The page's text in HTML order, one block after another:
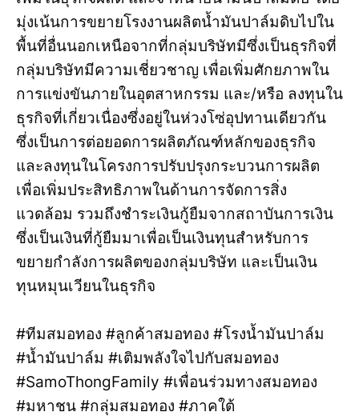
มุ่งเน้นการขยายโรงงานผลิตน้ำมันปาล์มดิบไปใน
พื้นที่อื่นนอกเหนือจากที่กลุ่มบริษัทมีซึ่งเป็นธุรกิจที่
กลุ่มบริษัทมีความเชี่ยวชาญ เพื่อเพิ่มศักยภาพใน
การแข่งขันภายในอุตสาหกรรม และ/หรือ ลงทุนใน
ธุรกิจที่เกี่ยวเนื่องซึ่งอยู่ในห่วงโซ่อุปทานเดียวกัน
ซึ่งเป็นการต่อยอดการผลิตภัณฑ์หลักของธุรกิจ
และลงทุนในโครงการปรับปรุงกระบวนการผลิต
เพื่อเพิ่มประสิทธิภาพในด้านการจัดการสิ่ง
แวดล้อม รวมถึงชำระเงินกู้ยืมจากสถาบันการเงิน
ซึ่งเป็นเงินที่กู้ยืมมาเพื่อเป็นเงินทุนสำหรับการ
ขยายกำลังการผลิตของกลุ่มบริษัท และเป็นเงิน
ทุนหมุนเวียนในธุรกิจ
#ทีมสมอทอง #ลูกค้าสมอทอง #โรงน้ำมันปาล์ม
#น้ำมันปาล์ม #เติมพลังใจไปกับสมอทอง
#SamoThongFamily #เพื่อนร่วมทางสมอทอง
#มหาชน #กลุ่มสมอทอง #ภาคใต้